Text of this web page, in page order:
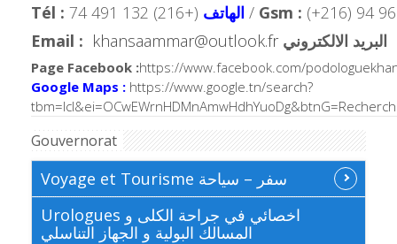
Tél : الهاتف (+216) 74 491 132 / Gsm : (+216) 94
Email : khansaammar@outlook.fr البريد الالكتروني
Page Facebook :https://www.facebook.com/
Google Maps : https://www.google.tn/search?
Gouvernorat
Voyage et Tourisme سفر – سياحة
Urologues اخصائي في جراحة الكلى و
المسالك البولية و الجهاز التناسلي